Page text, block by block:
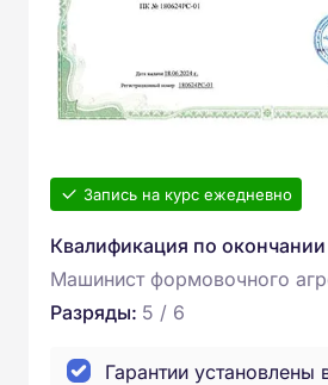
Запись на курс ежедневно
Квалификация по окончании
Машинист формовочного
Разряды: 5 / 6
Гарантии установлены